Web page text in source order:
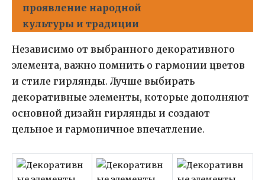
проявление народной
культуры и традиции
Независимо от выбранного декоративного
элемента, важно помнить о гармонии цветов
и стиле гирлянды. Лучше выбирать
декоративные элементы, которые дополняют
основной дизайн гирлянды и создают
цельное и гармоничное впечатление.